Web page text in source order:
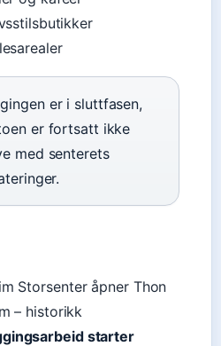
er i sluttfasen,
er fortsatt ikke
med senterets
Storsenter åpner Thon
– historikk
starter